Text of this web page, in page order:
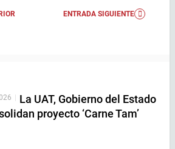
ENTRADA SIGUIENTE
La UAT, Gobierno del Estado
proyecto ‘Carne Tam’